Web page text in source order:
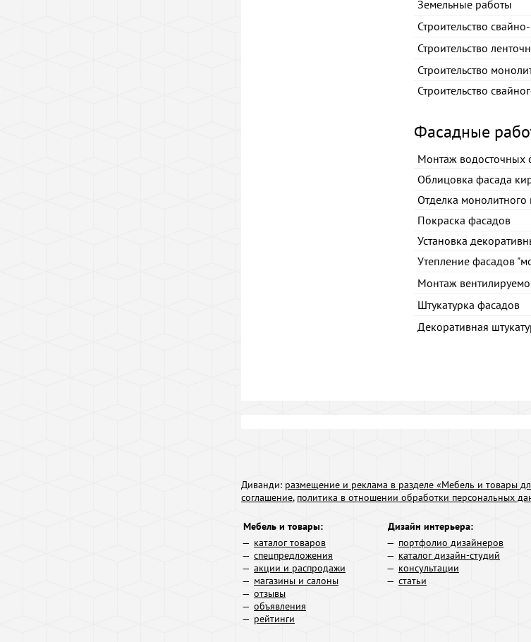
Земельные работы
Строительство
Строительство
Строительство
Строительство
Фасадные
Монтаж водосточных
Облицовка фасада
Отделка монолитного
Покраска фасадов
Установка
Утепление фасадов
Монтаж
Штукатурка фасадов
Декоративная
Диванди: размещение и реклама в разделе «Мебель и товары
соглашение, политика в отношении обработки персональных
Мебель и товары:
каталог товаров
спецпредложения
акции и распродажи
магазины и салоны
отзывы
объявления
рейтинги
Дизайн интерьера:
портфолио дизайнеров
каталог дизайн-студий
консультации
статьи